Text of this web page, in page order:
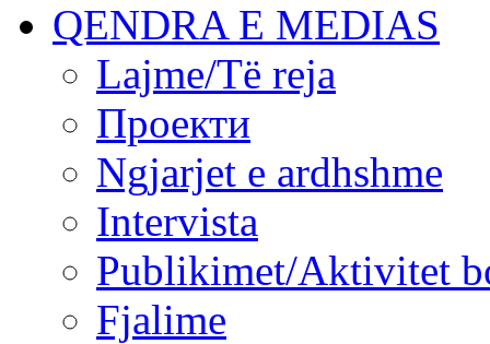
QENDRA E MEDIAS
Lajme/Të reja
Проекти
Ngjarjet e ardhshme
Intervista
Publikimet/Aktivitet
Fjalime